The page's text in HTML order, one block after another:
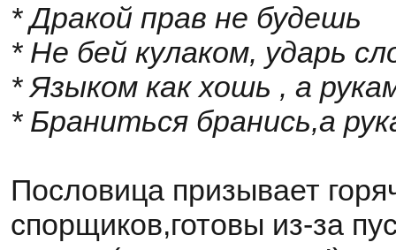
* Дракой прав не будешь
* Не бей кулаком, ударь
* Языком как хошь , а
* Браниться бранись,а
Пословица призывает
спорщиков,готовы из-за